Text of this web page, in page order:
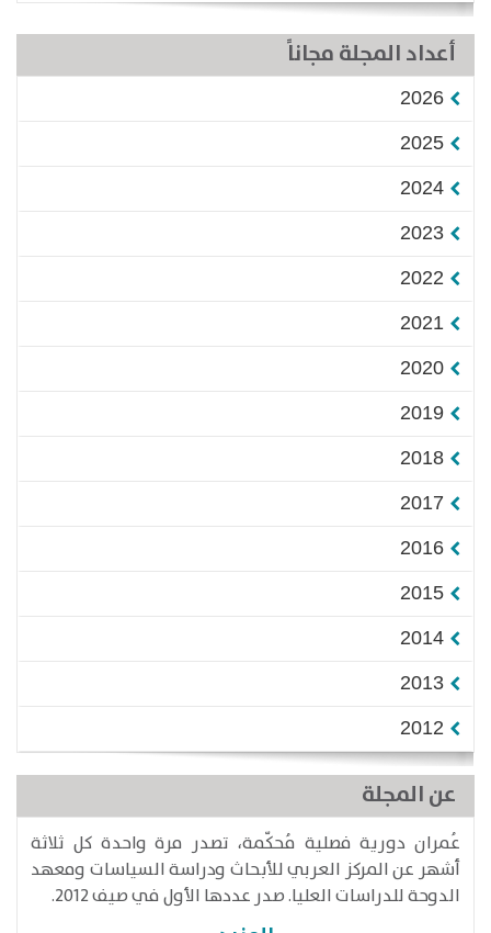
أعداد المجلة مجاناً
2026
2025
2024
2023
2022
2021
2020
2019
2018
2017
2016
2015
2014
2013
2012
عن المجلة
عُمران دورية فصلية مُحكّمة، تصدر مرة واحدة كل ثلاثة
أشهر عن المركز العربي للأبحاث ودراسة السياسات ومعهد
الدوحة للدراسات العليا. صدر عددها الأول في صيف 2012.